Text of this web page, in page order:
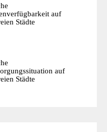
auf
Städte
auf
Städte